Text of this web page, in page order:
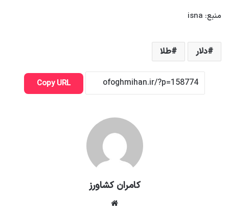
منبع: isna
دلار طلا
Copy URL
کامران کشاورز